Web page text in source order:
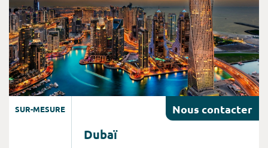
SUR-MESURE Nous contacter
Dubaï